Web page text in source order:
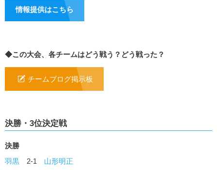
情報提供はこちら
◆この大会、各チームはどう戦う？どう戦った？
チームブログ掲示板
決勝・3位決定戦
決勝
羽黒 2-1 山形明正